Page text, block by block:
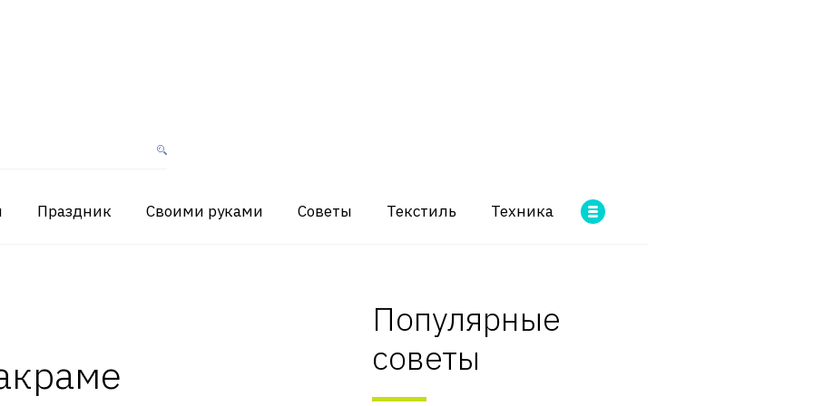
Праздник Своими руками Советы Текстиль Техника
Популярные
советы